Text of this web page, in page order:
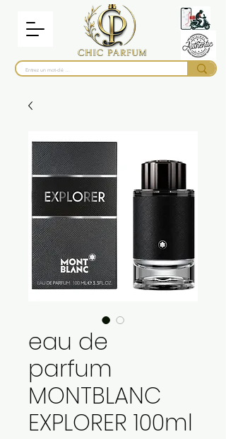
eau de
parfum
MONTBLANC
EXPLORER 100ml